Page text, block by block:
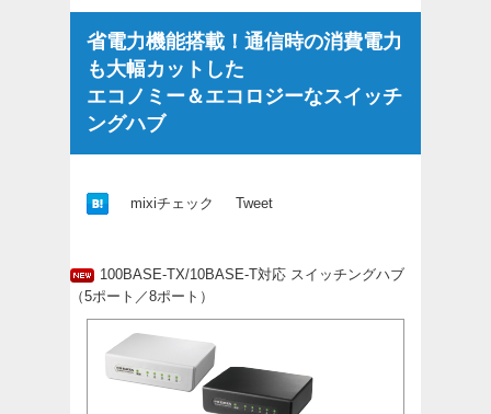
省電力機能搭載！通信時の消費電力
も大幅カットした
エコノミー＆エコロジーなスイッチ
ングハブ
mixiチェック Tweet
100BASE-TX/10BASE-T対応 スイッチングハブ
（5ポート／8ポート）